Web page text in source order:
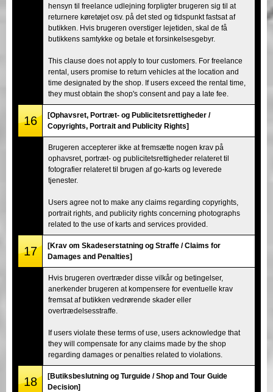
hensyn til freelance udlejning forpligter brugeren sig til at
returnere køretøjet osv. på det sted og tidspunkt fastsat af
butikken. Hvis brugeren overstiger lejetiden, skal de få
butikkens samtykke og betale et forsinkelsesgebyr.
This clause does not apply to tour customers. For freelance
rental, users promise to return vehicles at the location and
time designated by the shop. If users exceed the rental time,
they must obtain the shop's consent and pay a late fee.
16
[Ophavsret, Portræt- og Publicitetsrettigheder /
Copyrights, Portrait and Publicity Rights]
Brugeren accepterer ikke at fremsætte nogen krav på
ophavsret, portræt- og publicitetsrettigheder relateret til
fotografier relateret til brugen af go-karts og leverede
tjenester.
Users agree not to make any claims regarding copyrights,
portrait rights, and publicity rights concerning photographs
related to the use of karts and services provided.
17
[Krav om Skadeserstatning og Straffe / Claims for
Damages and Penalties]
Hvis brugeren overtræder disse vilkår og betingelser,
anerkender brugeren at kompensere for eventuelle krav
fremsat af butikken vedrørende skader eller
overtrædelsesstraffe.
If users violate these terms of use, users acknowledge that
they will compensate for any claims made by the shop
regarding damages or penalties related to violations.
18
[Butiksbeslutning og Turguide / Shop and Tour Guide
Decision]